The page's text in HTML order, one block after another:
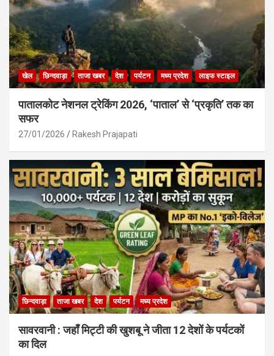
खेल छिन्दवाड़ा ताजा खबर देश पर्यटन मध्य प्रदेश लाइफ स्टाइल
पातालकोट नेशनल ट्रेकिंग 2026, ‘पाताल’ से ‘प्रकृति’ तक का
सफर
27/01/2026 Rakesh Prajapati
छिन्दवाड़ा ताजा खबर देश पर्यटन मध्य प्रदेश
सावरवानी : जहाँ मिट्टी की खुशबू ने जीता 12 देशों के पर्यटकों
का दिल